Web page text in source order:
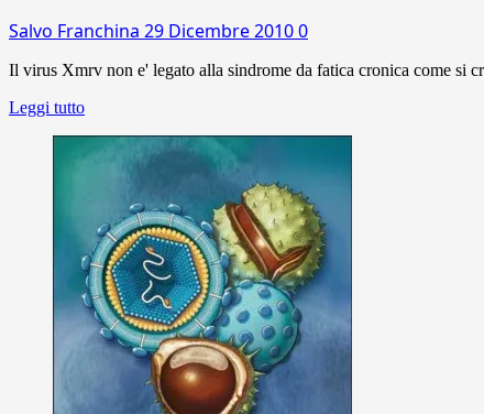
Salvo Franchina 29 Dicembre 20100
Il virus Xmrv non e' legato alla sindrome da fatica cronica come si
Leggi tutto